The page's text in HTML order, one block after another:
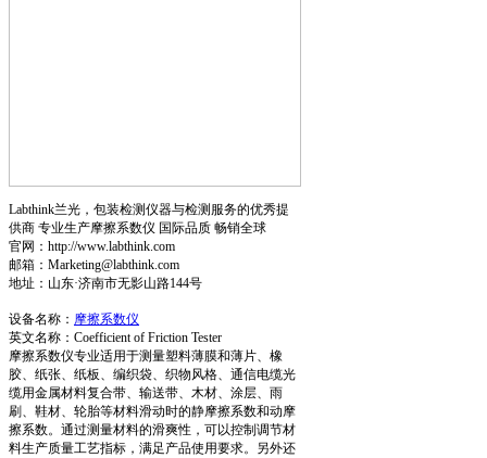
Labthink兰光，包装检测仪器与检测服务的优秀提
供商 专业生产摩擦系数仪 国际品质 畅销全球
官网：http://www.labthink.com
邮箱：Marketing@labthink.com
地址：山东·济南市无影山路144号
设备名称： 摩擦系数仪
英文名称：Coefficient of Friction Tester
摩擦系数仪专业适用于测量塑料薄膜和薄片、橡
胶、纸张、纸板、编织袋、织物风格、通信电缆光
缆用金属材料复合带、输送带、木材、涂层、雨
刷、鞋材、轮胎等材料滑动时的静摩擦系数和动摩
擦系数。通过测量材料的滑爽性，可以控制调节材
料生产质量工艺指标，满足产品使用要求。另外还